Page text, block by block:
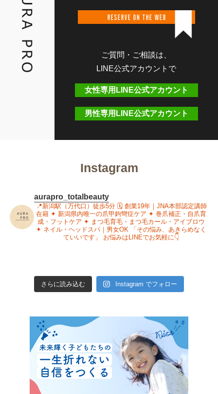
RESERVE ON THE WEB
ご質問・ご相談は、
LINE公式アカウントで
女性専用LINE公式アカウント
男性専用LINE公式アカウント
Instagram
aurapro_totalbeauty
📍新潟駅（万代口）徒歩5分🗓 創業19年｜JNA本部認定講師
在籍 ✦ 新潟県内唯一の爪甲鉤彎症ケア ✦ 巻爪補正・自爪育
成・フットケア ✦ まつ毛育毛・まつ毛カール・アイブロウ
✦ ネイル・ヘッドスパ｜男女OK 「その悩み、あきらめなく
ていいです」
お悩みはLINEでお気軽に👇
さらに読み込む Instagram でフォロー